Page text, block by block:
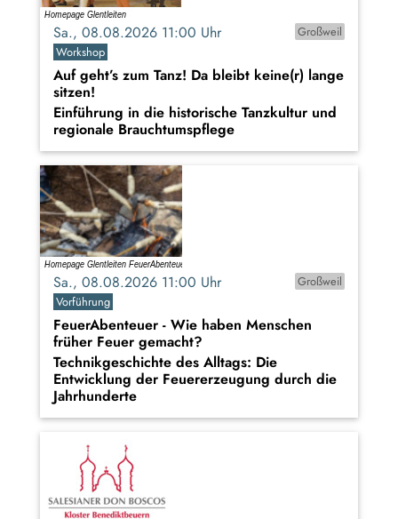
Sa., 08.08.2026 11:00 Uhr
Großweil
Workshop
Auf geht’s zum Tanz! Da bleibt keine(r) lange
sitzen!
Einführung in die historische Tanzkultur und
regionale Brauchtumspflege
Sa., 08.08.2026 11:00 Uhr
Großweil
Vorführung
FeuerAbenteuer - Wie haben Menschen
früher Feuer gemacht?
Technikgeschichte des Alltags: Die
Entwicklung der Feuererzeugung durch die
Jahrhunderte